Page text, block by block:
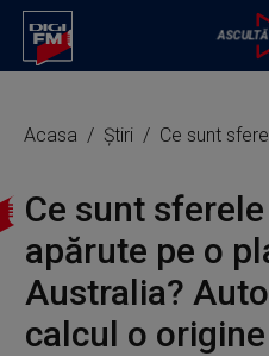
Acasa Știri Ce sunt sferele misterioase
Ce sunt
apărute pe o
Australia?
calcul o